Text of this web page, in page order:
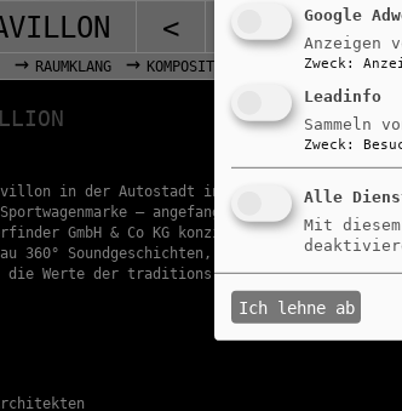
< >
→ RAUMKLANG → KOMPOSITION
in der Autostadt in Wolfsburg kann man
– angefangen beim Porsche 356
GmbH & Co KG konzipierte und
360° Soundgeschichten, die den Besuchern der
die Werte der traditionsreichen Marke
Google
Anzeigen
Zweck :
Leadinfo
Sammeln
Zweck:
Alle
Mit
Ich lehne ab